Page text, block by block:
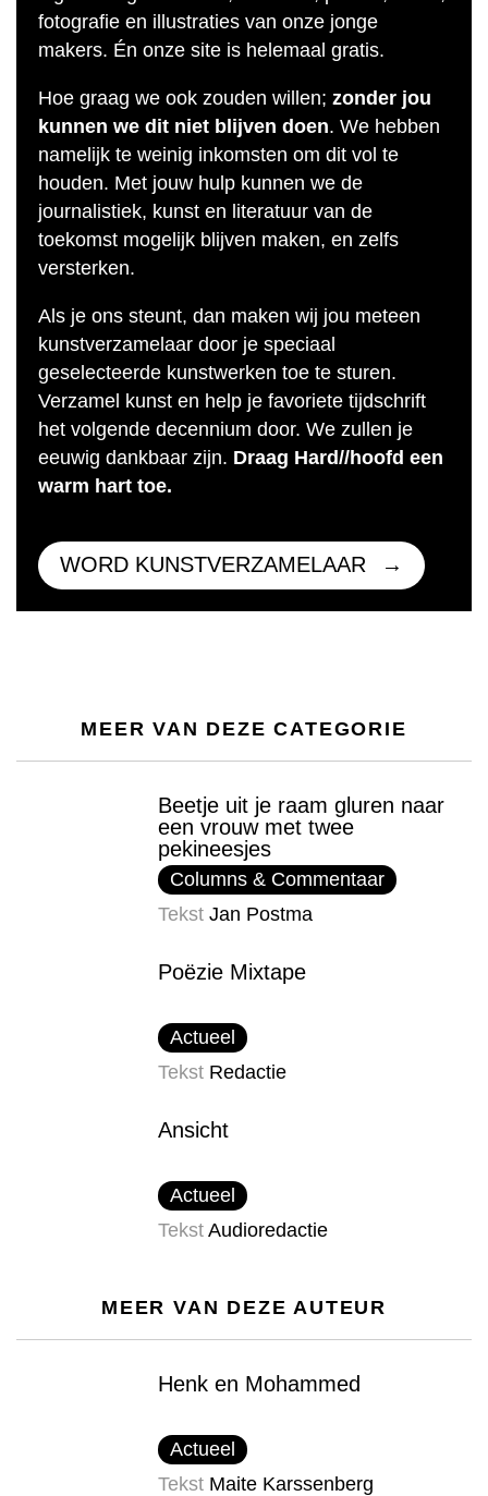
fotografie en illustraties van onze jonge
makers. Én onze site is helemaal gratis.
Hoe graag we ook zouden willen; zonder jou
kunnen we dit niet blijven doen. We hebben
namelijk te weinig inkomsten om dit vol te
houden. Met jouw hulp kunnen we de
journalistiek, kunst en literatuur van de
toekomst mogelijk blijven maken, en zelfs
versterken.
Als je ons steunt, dan maken wij jou meteen
kunstverzamelaar door je speciaal
geselecteerde kunstwerken toe te sturen.
Verzamel kunst en help je favoriete tijdschrift
het volgende decennium door. We zullen je
eeuwig dankbaar zijn. Draag Hard//hoofd een
warm hart toe.
WORD KUNSTVERZAMELAAR
MEER VAN DEZE CATEGORIE
Beetje uit je raam gluren naar
een vrouw met twee
pekineesjes
Columns & Commentaar
Tekst Jan Postma
Poëzie Mixtape
Actueel
Tekst Redactie
Ansicht
Actueel
Tekst Audioredactie
MEER VAN DEZE AUTEUR
Henk en Mohammed
Actueel
Tekst Maite Karssenberg